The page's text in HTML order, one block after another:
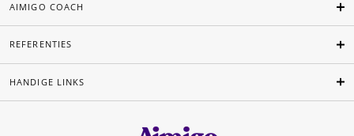
AIMIGO COACH
REFERENTIES
HANDIGE LINKS